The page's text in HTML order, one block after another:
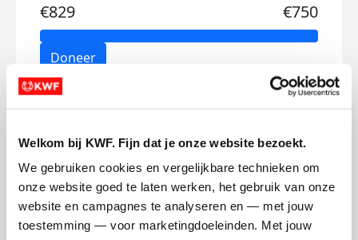
Welkom bij KWF. Fijn dat je onze website bezoekt.
We gebruiken cookies en vergelijkbare technieken om
onze website goed te laten werken, het gebruik van onze
website en campagnes te analyseren en — met jouw
toestemming — voor marketingdoeleinden. Met jouw
€829 €750
Doneer
Fedor's badges